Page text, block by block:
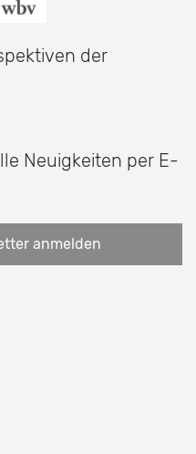
der
Neuigkeiten per E-
anmelden